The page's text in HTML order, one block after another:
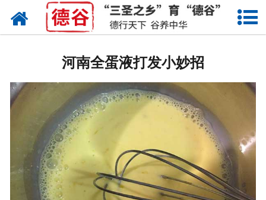
网站首页
卤蛋
产品中心
新闻中心
走进德谷
河南全蛋液打发小妙招